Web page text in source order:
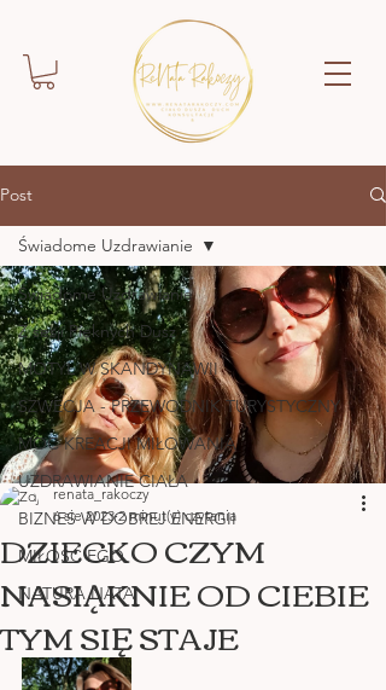
Post
Świadome Uzdrawianie
Z sesji Pięknych Dusz
MOTYL W SKANDYNAWII
SZWECJA - PRZEWODNIK TURYSTYCZNY
MOC KREACJI MIŁOWANIA
UZDRAWIANIE CIAŁA
BIZNES W DOBREJ ENERGII
MIŁOŚĆ EGO
NATURA NATA
Świadome Uzdrawianie
DZIECKO CZYM
NASIĄKNIE OD CIEBIE
TYM SIĘ STAJE
renata_rakoczy
6 sie 2023 2 minut(y) czytania